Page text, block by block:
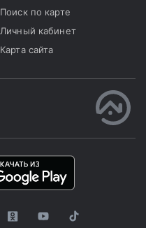
Поиск по карте
Личный кабинет
Карта сайта